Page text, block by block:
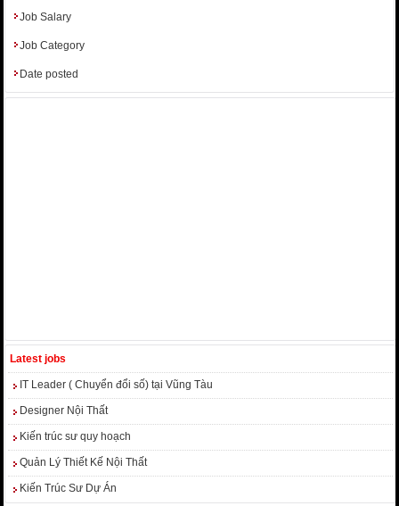
Job Salary
Job Category
Date posted
Latest jobs
IT Leader ( Chuyển đổi số) tại Vũng Tàu
Designer Nội Thất
Kiến trúc sư quy hoạch
Quản Lý Thiết Kế Nội Thất
Kiến Trúc Sư Dự Án